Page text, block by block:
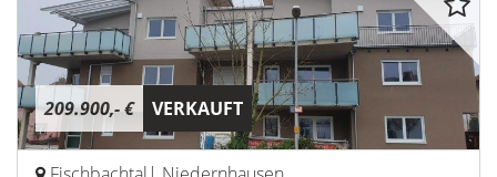
209.900,- € VERKAUFT